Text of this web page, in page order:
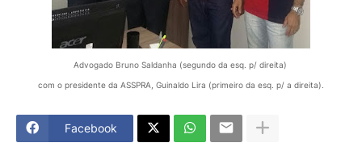
Advogado Bruno Saldanha (segundo da esq. p/ direita)
com o presidente da ASSPRA, Guinaldo Lira (primeiro da esq. p/ a direita).
Facebook